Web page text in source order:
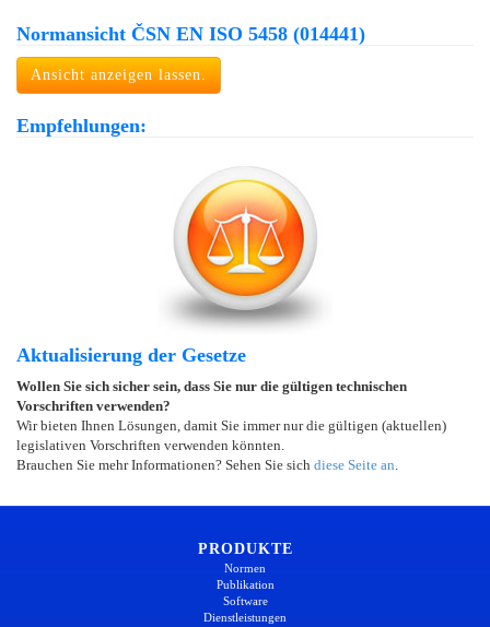
Normansicht ČSN EN ISO 5458 (014441)
Ansicht anzeigen lassen.
Empfehlungen:
Aktualisierung der Gesetze
Wollen Sie sich sicher sein, dass Sie nur die gültigen technischen
Vorschriften verwenden?
Wir bieten Ihnen Lösungen, damit Sie immer nur die gültigen (aktuellen)
legislativen Vorschriften verwenden könnten.
Brauchen Sie mehr Informationen? Sehen Sie sich diese Seite an
PRODUKTE
Normen
Publikation
Software
Dienstleistungen